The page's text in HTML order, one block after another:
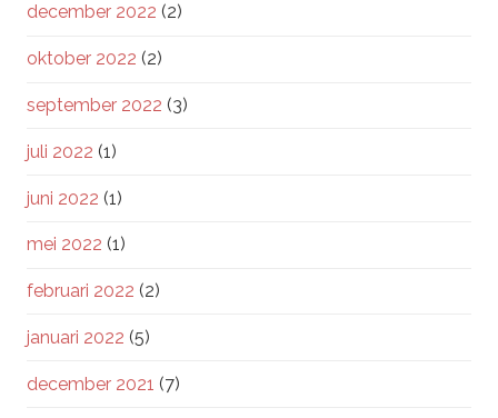
december 2022 (2)
oktober 2022 (2)
september 2022 (3)
juli 2022 (1)
juni 2022 (1)
mei 2022 (1)
februari 2022 (2)
januari 2022 (5)
december 2021 (7)